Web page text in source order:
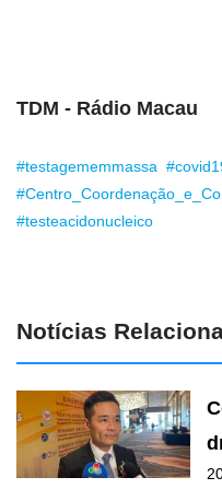
TDM - Rádio Macau
#testagememmassa
#testeacidonucleico
Notícias